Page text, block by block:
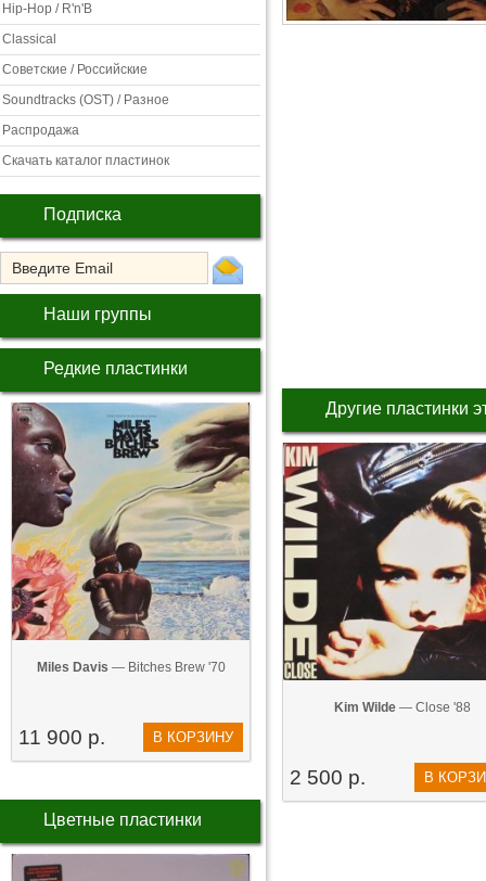
Hip-Hop / R'n'B
Classical
Советские / Российские
Soundtracks (OST) / Разное
Распродажа
Скачать каталог пластинок
Подписка
Наши группы
Редкие пластинки
Miles Davis — Bitches Brew '70
11 900 р. В КОРЗИНУ
Цветные пластинки
Другие пластинки
Kim Wilde— Close '88
2 500 р. В